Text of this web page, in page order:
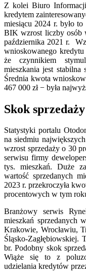
Z kolei Biuro
kredytem
miesiącu 2024 r. było to
BIK wzrost liczby osób
października 2021 r.
wnioskowanego
że czynnikiem
mieszkania jest stabilna
Średnia kwota
467 000 zł − była
Skok
Statystyki portalu
na siedmiu
wzrost sprzedaży o 30
serwisu firmy
tys. mieszkań. Duże
wartość sprzedanych
2023 r. przekroczyła
procentowych w tym
Branżowy serwis
mieszkań sprzedanych
Krakowie, Wrocławiu,
Śląsko-
br. Podobny skok
Wiąże się to z
udzielania kredytów